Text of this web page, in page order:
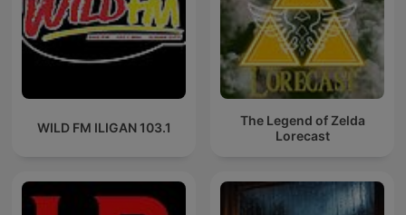
WILD FM ILIGAN 103.1
The Legend of Zelda
Lorecast